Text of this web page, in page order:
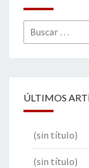
Buscar
por:
ÚLTIMOS
(sin título)
(sin título)